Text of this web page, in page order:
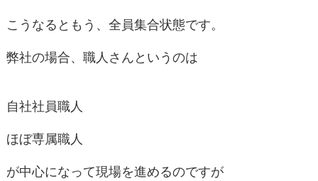
こうなるともう、全員集合状態です。
弊社の場合、職人さんというのは
自社社員職人
ほぼ専属職人
が中心になって現場を進めるのですが